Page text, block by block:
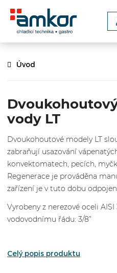
Úvod
vody LT
Dvoukohoutové modely LT
zabraňují usazování
konvektomatech, pecích,
Regenerace je prováděna
zařízení je v tuto dobu
Vyrobeny z nerezové oceli
vodovodnímu řádu: 3/8”
Celý popis produktu